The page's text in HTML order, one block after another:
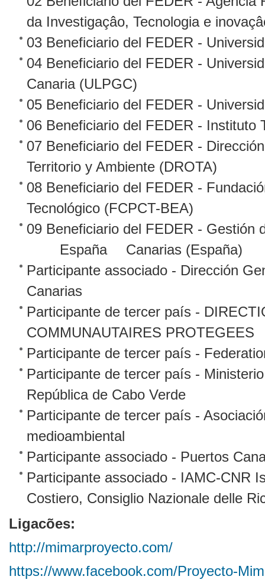
da Investigaçâo, Tecnologia e
03 Beneficiario del FEDER -
04 Beneficiario del FEDER -
Canaria (ULPGC)
05 Beneficiario del FEDER -
06 Beneficiario del FEDER - Instituto
07 Beneficiario del FEDER -
Territorio y Ambiente (DROTA)
08 Beneficiario del FEDER -
Tecnológico (FCPCT-BEA)
09 Beneficiario del FEDER - Gestión
España
Canarias (España)
Participante associado - Dirección
Canarias
Participante de tercer país -
COMMUNAUTAIRES PROTEGEES
Participante de tercer país -
Participante de tercer país -
República de Cabo Verde
Participante de tercer país -
medioambiental
Participante associado - Puertos
Participante associado - IAMC-CNR
Costiero, Consiglio Nazionale delle
Ligacões:
http://mimarproyecto.com/
https://www.facebook.com/Proyecto-